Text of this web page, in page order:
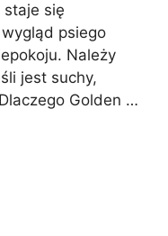
się
psiego
Należy
jest suchy,
Golden …